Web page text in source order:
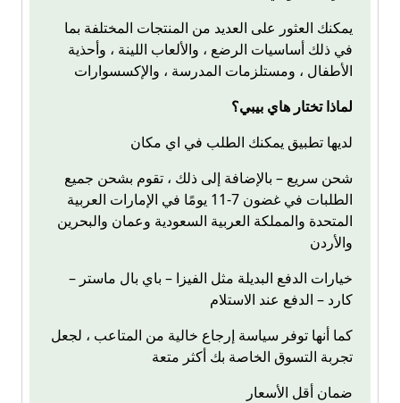
يمكنك العثور على العديد من المنتجات المختلفة بما
في ذلك أساسيات الرضع ، والألعاب اللينة ، وأحذية
الأطفال ، ومستلزمات المدرسة ، والإكسسوارات
لماذا تختار هاي بيبي؟
لديها تطبيق يمكنك الطلب في اي مكان
شحن سريع – بالإضافة إلى ذلك ، تقوم بشحن جميع
الطلبات في غضون 7-11 يومًا في الإمارات العربية
المتحدة والمملكة العربية السعودية وعمان والبحرين
والأردن
– خيارات الدفع البديلة مثل الفيزا – باي بال ماستر
كارد – الدفع عند الاستلام
كما أنها توفر سياسة إرجاع خالية من المتاعب ، لجعل
تجربة التسوق الخاصة بك أكثر متعة
ضمان أقل الأسعار